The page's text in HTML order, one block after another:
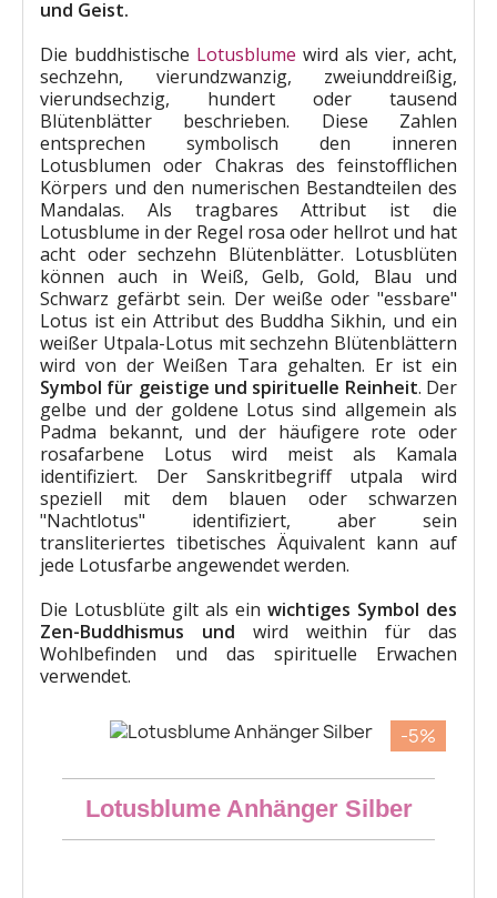
und Geist.
Die buddhistische Lotusblume wird als vier, acht,
sechzehn, vierundzwanzig, zweiunddreißig,
vierundsechzig, hundert oder tausend
Blütenblätter beschrieben. Diese Zahlen
entsprechen symbolisch den inneren
Lotusblumen oder Chakras des feinstofflichen
Körpers und den numerischen Bestandteilen des
Mandalas. Als tragbares Attribut ist die
Lotusblume in der Regel rosa oder hellrot und hat
acht oder sechzehn Blütenblätter. Lotusblüten
können auch in Weiß, Gelb, Gold, Blau und
Schwarz gefärbt sein. Der weiße oder "essbare"
Lotus ist ein Attribut des Buddha Sikhin, und ein
weißer Utpala-Lotus mit sechzehn Blütenblättern
wird von der Weißen Tara gehalten. Er ist ein
Symbol für geistige und spirituelle Reinheit. Der
gelbe und der goldene Lotus sind allgemein als
Padma bekannt, und der häufigere rote oder
rosafarbene Lotus wird meist als Kamala
identifiziert. Der Sanskritbegriff utpala wird
speziell mit dem blauen oder schwarzen
"Nachtlotus" identifiziert, aber sein
transliteriertes tibetisches Äquivalent kann auf
jede Lotusfarbe angewendet werden.
Die Lotusblüte gilt als ein wichtiges Symbol des
Zen-Buddhismus und wird weithin für das
Wohlbefinden und das spirituelle Erwachen
verwendet.
-5%
Lotusblume Anhänger Silber